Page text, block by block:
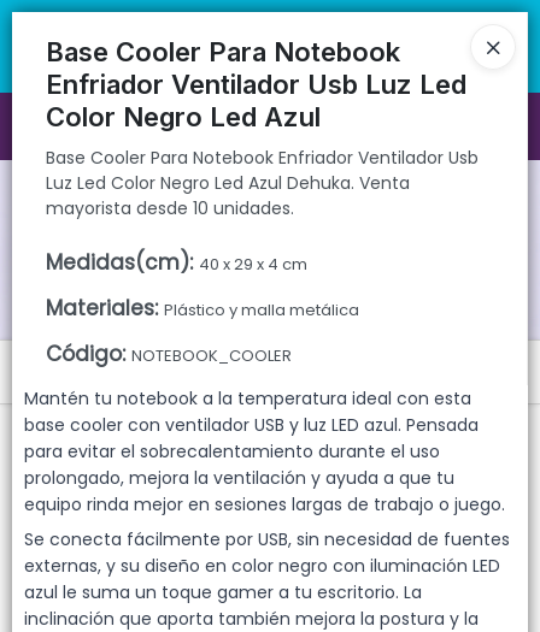
Base Cooler Para Notebook Enfriador Ventilador Usb Luz Led Color
Base Cooler Para Notebook
Enfriador Ventilador Usb Luz Led
Color Negro Led Azul
Base Cooler Para Notebook Enfriador Ventilador Usb
Luz Led Color Negro Led Azul Dehuka. Venta
mayorista desde 10 unidades.
Medidas(cm): 40 x 29 x 4 cm
Materiales: Plástico y malla metálica
Código: NOTEBOOK_COOLER
Mantén tu notebook a la temperatura ideal con esta
base cooler con ventilador USB y luz LED azul. Pensada
para evitar el sobrecalentamiento durante el uso
prolongado, mejora la ventilación y ayuda a que tu
equipo rinda mejor en sesiones largas de trabajo o juego.
Se conecta fácilmente por USB, sin necesidad de fuentes
externas, y su diseño en color negro con iluminación LED
azul le suma un toque gamer a tu escritorio. La
inclinación que aporta también mejora la postura y la
directa | 📦 Comprá mayorista desde 10 unidades. ¡Registrate y
accedé a precios exclusivos!
Ingresar a la Tienda
CÓMO COMPRAR
QUIÉNES SOMOS
GARANTIAS
CONTACTO
Base Cooler Para Notebook Enfriador Ventilador Usb Luz Led Color
Negro Led Azul Dehuka. Venta mayorista desde 10 unidades.
Lista vacía